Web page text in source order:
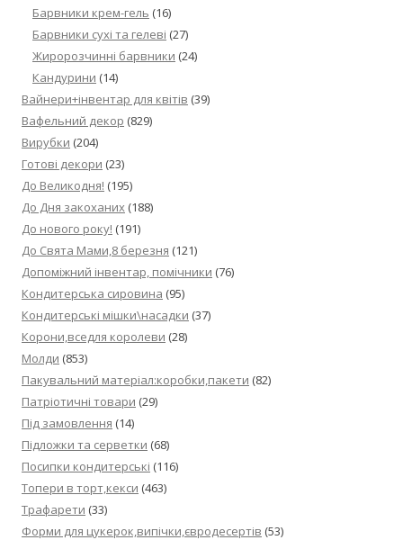
Барвники крем-гель (16)
Барвники сухі та гелеві (27)
Жиророзчинні барвники (24)
Кандурини (14)
Вайнери+інвентар для квітів (39)
Вафельний декор (829)
Вирубки (204)
Готові декори (23)
До Великодня! (195)
До Дня закоханих (188)
До нового року! (191)
До Свята Мами,8 березня (121)
Допоміжний інвентар, помічники (76)
Кондитерська сировина (95)
Кондитерські мішки\насадки (37)
Корони,вседля королеви (28)
Молди (853)
Пакувальний матеріал:коробки,пакети (82)
Патріотичні товари (29)
Під замовлення (14)
Підложки та серветки (68)
Посипки кондитерські (116)
Топери в торт,кекси (463)
Трафарети (33)
Форми для цукерок,випічки,євродесертів (53)